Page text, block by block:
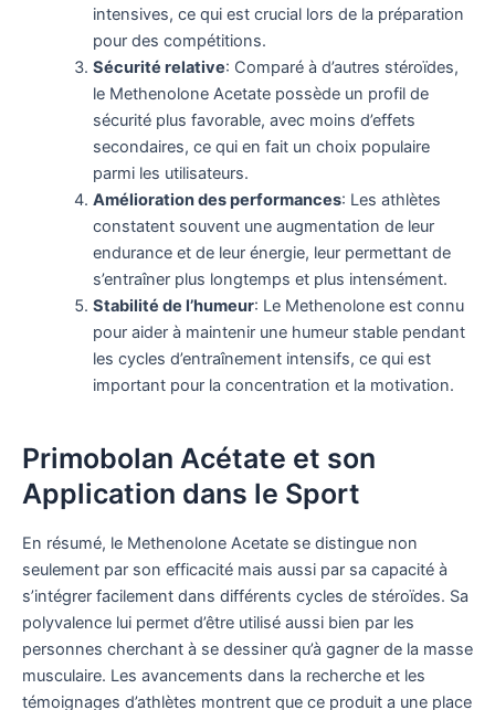
intensives, ce qui est crucial lors de la préparation
pour des compétitions.
Sécurité relative: Comparé à d’autres stéroïdes,
le Methenolone Acetate possède un profil de
sécurité plus favorable, avec moins d’effets
secondaires, ce qui en fait un choix populaire
parmi les utilisateurs.
Amélioration des performances: Les athlètes
constatent souvent une augmentation de leur
endurance et de leur énergie, leur permettant de
s’entraîner plus longtemps et plus intensément.
Stabilité de l’humeur: Le Methenolone est connu
pour aider à maintenir une humeur stable pendant
les cycles d’entraînement intensifs, ce qui est
important pour la concentration et la motivation.
Primobolan Acétate et son
Application dans le Sport
En résumé, le Methenolone Acetate se distingue non
seulement par son efficacité mais aussi par sa capacité à
s’intégrer facilement dans différents cycles de stéroïdes. Sa
polyvalence lui permet d’être utilisé aussi bien par les
personnes cherchant à se dessiner qu’à gagner de la masse
musculaire. Les avancements dans la recherche et les
témoignages d’athlètes montrent que ce produit a une place